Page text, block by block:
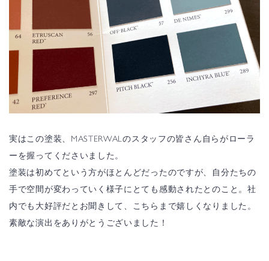
実はこの塗装、MASTERWALのスタッフの皆さん自らがローラ
ーを握ってくださいました。
塗装は初めてという方がほとんどだったのですが、自分たちの
手で空間が変わっていく様子にとても感動されたとのこと。社
内でも大好評だとお聞きして、こちらまで嬉しくなりました。
素敵な演出をありがとうございました！